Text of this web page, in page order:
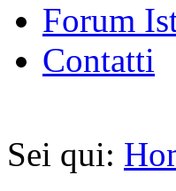
Forum
Contatti
Sei qui: